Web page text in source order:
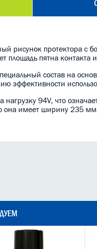
рисунок протектора с
площадь пятна
состав на
эффективности
94V, что
она имеет ширину 235